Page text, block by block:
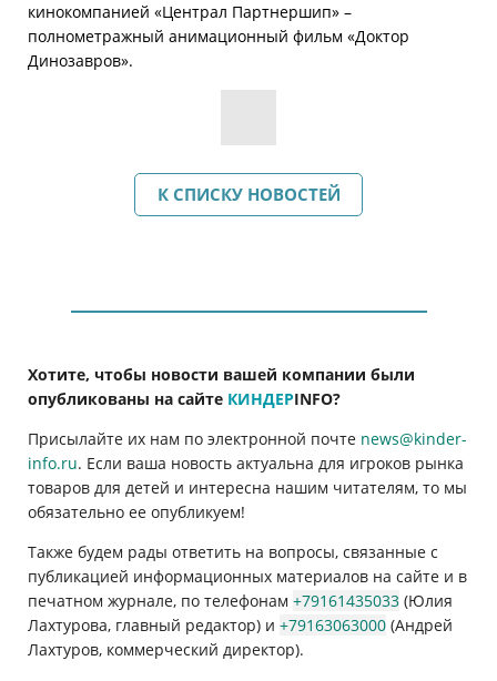
кинокомпанией «Централ Партнершип» –
полнометражный анимационный фильм «Доктор
Динозавров».
К СПИСКУ НОВОСТЕЙ
Хотите, чтобы новости вашей компании были
опубликованы на сайте КИНДЕРINFO?
Присылайте их нам по электронной почте news@kinder-
info.ru. Если ваша новость актуальна для игроков рынка
товаров для детей и интересна нашим читателям, то мы
обязательно ее опубликуем!
Также будем рады ответить на вопросы, связанные с
публикацией информационных материалов на сайте и в
печатном журнале, по телефонам +79161435033 (Юлия
Лахтурова, главный редактор) и +79163063000 (Андрей
Лахтуров, коммерческий директор).